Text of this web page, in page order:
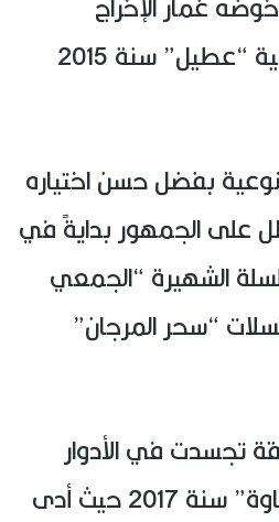
المسرحي المتميز في عروض لافتة كمسرحية “عطيل” سنة 2015
بفضل حسن اختياره
على الجمهور بدايةً في
الشهيرة “الجمعي
“سحر المرجان”
تجسدت في الأدوار
الدرامية المعقدة، ومن أبرزها: مسلسل “الخاوة” سنة 2017 حيث أدى